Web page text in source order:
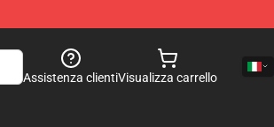
Assistenza clientiVisualizza carrello